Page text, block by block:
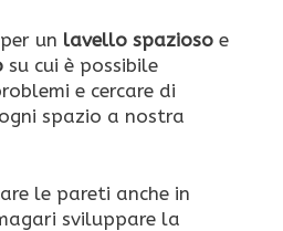
un lavello spazioso e
su cui è possibile
e cercare di
spazio a nostra
le pareti anche in
sviluppare la